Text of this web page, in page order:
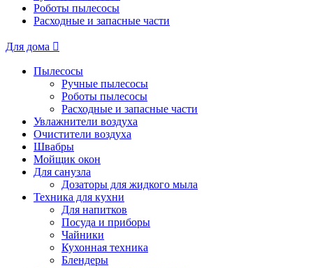
Роботы пылесосы
Расходные и запасные части
Для дома
Пылесосы
Ручные пылесосы
Роботы пылесосы
Расходные и запасные части
Увлажнители воздуха
Очистители воздуха
Швабры
Мойщик окон
Для санузла
Дозаторы для жидкого мыла
Техника для кухни
Для напитков
Посуда и приборы
Чайники
Кухонная техника
Блендеры